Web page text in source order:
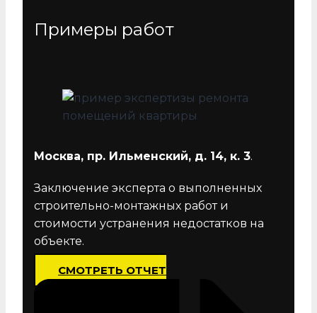
Примеры работ
Москва, пр. Ильменский, д. 14, к. 3.
Заключение эксперта о выполненных
строительно-монтажных работ и
стоимости устранения недостатков на
объекте.
СМОТРЕТЬ ОТЧЕТ